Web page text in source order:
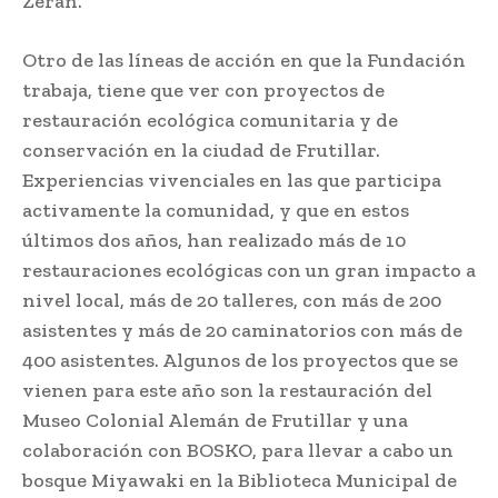
Otro de las líneas de acción en que la Fundación
trabaja, tiene que ver con proyectos de
restauración ecológica comunitaria y de
conservación en la ciudad de Frutillar.
Experiencias vivenciales en las que participa
activamente la comunidad, y que en estos
últimos dos años, han realizado más de 10
restauraciones ecológicas con un gran impacto a
nivel local, más de 20 talleres, con más de 200
asistentes y más de 20 caminatorios con más de
400 asistentes. Algunos de los proyectos que se
vienen para este año son la restauración del
Museo Colonial Alemán de Frutillar y una
colaboración con BOSKO, para llevar a cabo un
bosque Miyawaki en la Biblioteca Municipal de